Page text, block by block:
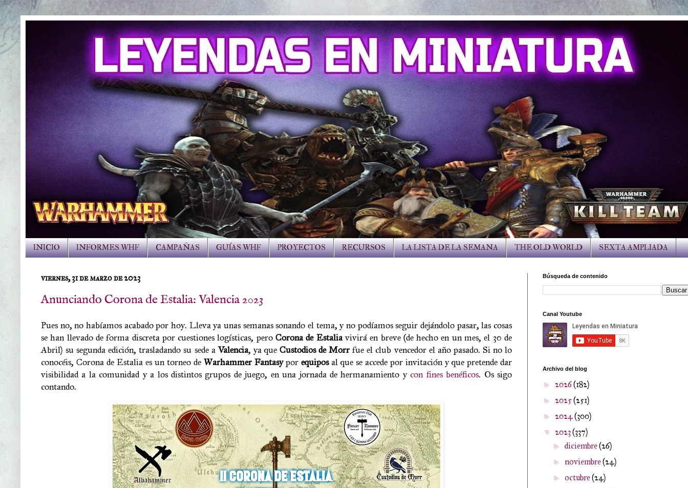
INICIO INFORMES WHF CAMPAÑAS GUÍAS WHF PROYECTOS RECURSOS LA LISTA DE LA SEMANA THE OLD WORLD SEXTA AMPLIADA
viernes, 31 de marzo de 2023
Anunciando Corona de Estalia: Valencia 2023
Pues no, no habíamos acabado por hoy. Lleva ya unas semanas sonando el tema, y no podíamos seguir dejándolo pasar, las cosas
se han llevado de forma discreta por cuestiones logísticas, peroCorona de Estaliavivirá en breve (de hecho en un mes, el 30 de
Abril) su segunda edición, trasladando su sede a Valencia, ya que Custodios de Morrfue el club vencedor el año pasado. Si no lo
conocéis, Corona de Estalia es un torneo de Warhammer Fantasypor equiposal que se accede por invitación y que pretende dar
visibilidad a la comunidad y a los distintos grupos de juego, en una jornada de hermanamiento y con fines benéficos. Os sigo
contando.
Búsqueda de contenido
Canal Youtube
Archivo del blog
► 2026(182)
► 2025(251)
► 2024(300)
▼ 2023(337)
►diciembre(26)
►noviembre(24)
►octubre(24)